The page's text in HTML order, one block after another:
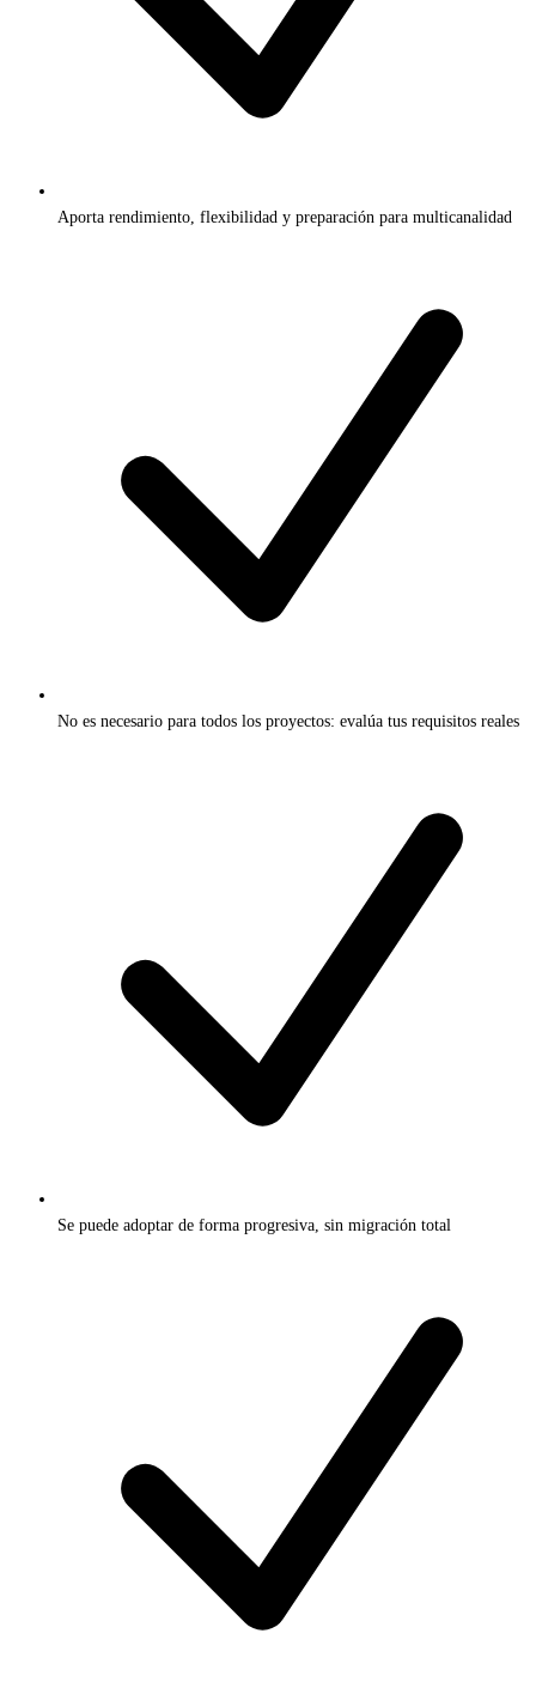
Aporta rendimiento, flexibilidad y preparación para multicanalidad
No es necesario para todos los proyectos: evalúa tus requisitos reales
Se puede adoptar de forma progresiva, sin migración total